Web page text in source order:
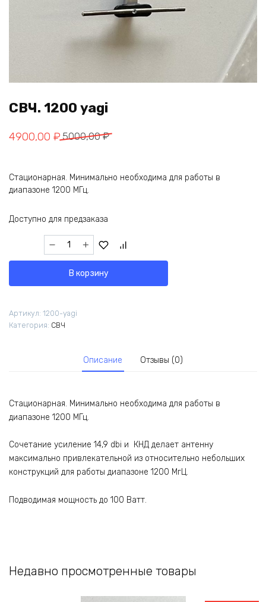
СВЧ. 1200 yagi
5000,00₽
Первоначальная
5000,00 ₽.
4900,00 ₽
Текущая
Стационарная. Минимально необходима для работы в
диапазоне 1200 МГц.
Доступно для предзаказа
Количество
товара
В корзину
Артикул: 1200-yagi
Категория: СВЧ
Описание Отзывы (0)
Стационарная. Минимально необходима для работы в
диапазоне 1200 МГц.
Сочетание усиление 14,9 dbi и КНД делает антенну
максимально привлекательной из относительно небольших
конструкций для работы диапазоне 1200 МгЦ.
Подводимая мощность до 100 Ватт.
Недавно просмотренные товары